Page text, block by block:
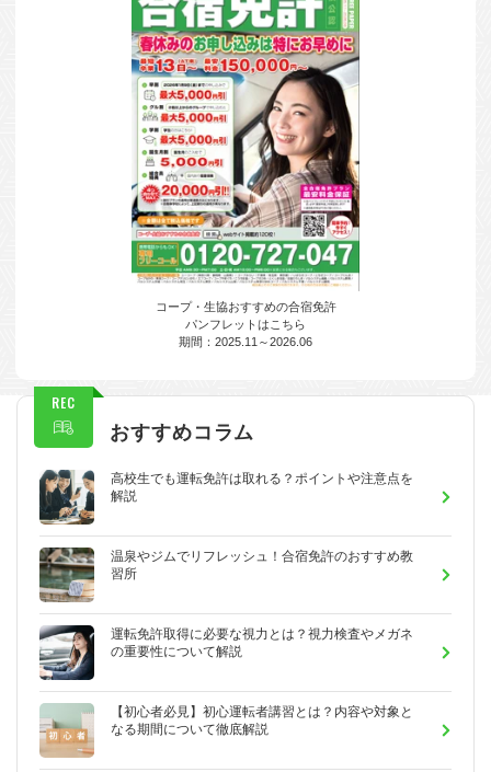
コープ・生協おすすめの合宿免許
パンフレットはこちら
期間：2025.11～2026.06
REC
おすすめコラム
高校生でも運転免許は取れる？ポイントや注意点を
解説
温泉やジムでリフレッシュ！合宿免許のおすすめ教
習所
運転免許取得に必要な視力とは？視力検査やメガネ
の重要性について解説
【初心者必見】初心運転者講習とは？内容や対象と
なる期間について徹底解説